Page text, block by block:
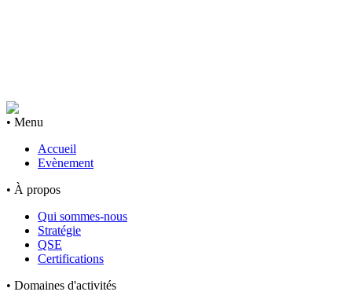
• Menu
Accueil
Evènement
• À propos
Qui sommes-nous
Stratégie
QSE
Certifications
• Domaines d'activités